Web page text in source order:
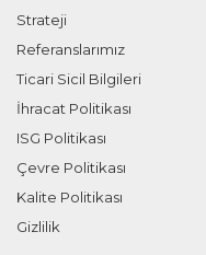
Strateji
Referanslarımız
Ticari Sicil Bilgileri
İhracat Politikası
ISG Politikası
Çevre Politikası
Kalite Politikası
Gizlilik